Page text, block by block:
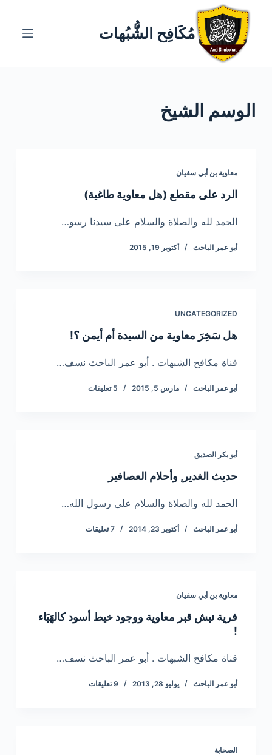
مُكَافِح الشُّبُهات
الوسم الشيخ
معاوية بن أبي سفيان
الرد على مقطع (هل معاوية طاغية)
الحمد لله والصلاة والسلام على سيدنا رسو…
أبو عمر الباحث أكتوبر 19, 2015
UNCATEGORIZED
هل سَخِرَ معاوية من السيدة أم أيمن ؟!
قناة مكافح الشبهات . أبو عمر الباحث نسف…
أبو عمر الباحث مارس 5, 2015 5 تعليقات
أبو بكر الصديق
حديث الغدير, وأحلام العصافير
الحمد لله والصلاة والسلام على رسول الله…
أبو عمر الباحث أكتوبر 23, 2014 7 تعليقات
معاوية بن أبي سفيان
فرية نبش قبر معاوية ووجود خيط أسود كالهَبَاء
!
قناة مكافح الشبهات . أبو عمر الباحث نسف…
أبو عمر الباحث يوليو 28, 2013 9 تعليقات
الصحابة